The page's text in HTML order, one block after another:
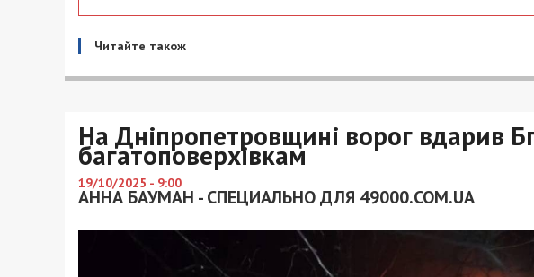
Читайте також
На Дніпропетровщині ворог вдарив
багатоповерхівкам
19/10/2025 - 9:00
АННА БАУМАН - СПЕЦИАЛЬНО ДЛЯ 49000.COM.UA